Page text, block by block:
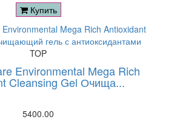
Купить
TOP
Environmental Mega Rich
Cleansing Gel Очища...
5400.00